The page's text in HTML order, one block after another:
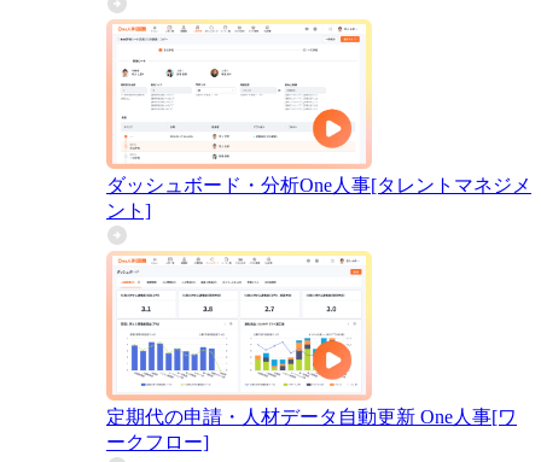
ダッシュボード・分析One人事[タレントマネジメ
ント]
定期代の申請・人材データ自動更新 One人事[ワ
ークフロー]